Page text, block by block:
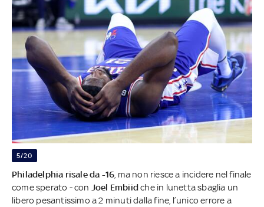
5/20
Philadelphia risale da -16 , ma non riesce a incidere nel finale
come sperato - con Joel Embiidche in lunetta sbaglia un
libero pesantissimo a 2 minuti dalla fine, l’unico errore a